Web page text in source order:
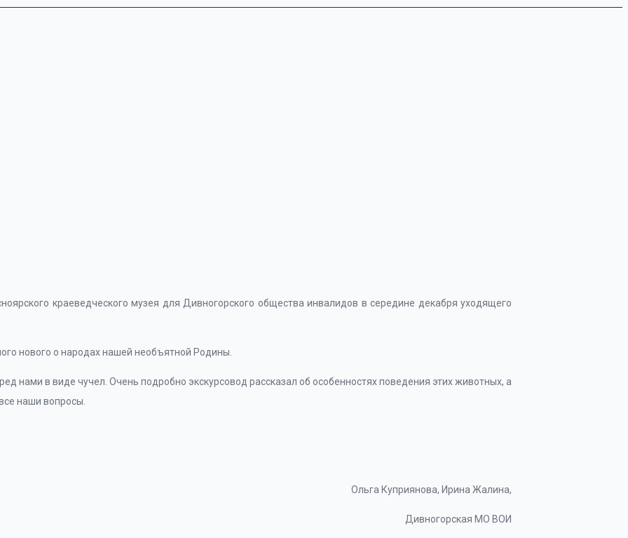
краеведческого музея для Дивногорского общества инвалидов в середине декабря уходящего
нового о народах нашей необъятной Родины.
нами в виде чучел. Очень подробно экскурсовод рассказал об особенностях поведения этих животных, а
наши вопросы.
Ольга Куприянова, Ирина Жалина,
Дивногорская МО ВОИ